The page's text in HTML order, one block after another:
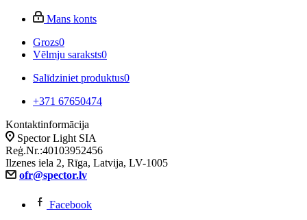
Mans konts
Grozs0
Vēlmju saraksts0
Salīdziniet produktus0
+371 67650474
Kontaktinformācija
Spector Light SIA
Reģ.Nr.:40103952456
Ilzenes iela 2, Rīga, Latvija, LV-1005
ofr@spector.lv
Facebook